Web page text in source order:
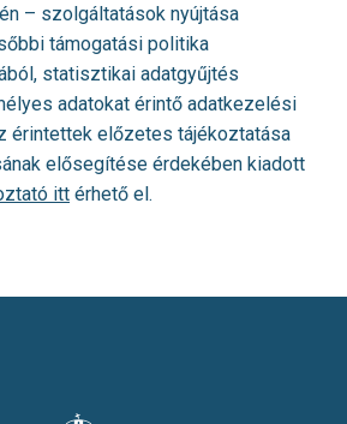
– szolgáltatások nyújtása
támogatási politika
statisztikai adatgyűjtés
adatokat érintő adatkezelési
érintettek előzetes tájékoztatása
elősegítése érdekében kiadott
itt érhető el.